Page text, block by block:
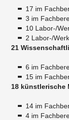
17 im
3 im
10 Labor-/
2 Labor-/
21
6 im
15 im
18 künstlerische
14 im
4 im